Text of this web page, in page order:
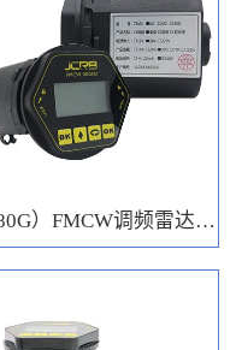
（80G）FMCW调频雷达电子模块